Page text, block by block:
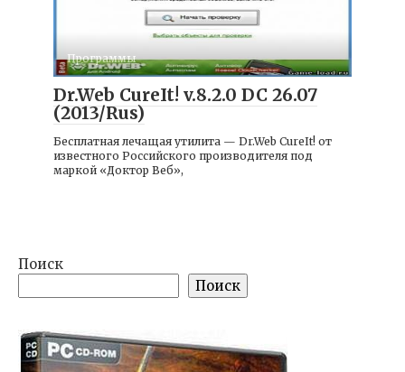
Программы
Dr.Web CureIt! v.8.2.0 DC 26.07
(2013/Rus)
Бесплатная лечащая утилита — Dr.Web CureIt! от
известного Российского производителя под
маркой «Доктор Веб»,
Поиск
Поиск